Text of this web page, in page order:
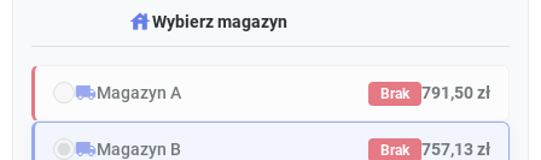
warehouseWybierz magazyn
local_shippingMagazyn A Brak 791,50 zł
local_shippingMagazyn B Brak 757,13 zł